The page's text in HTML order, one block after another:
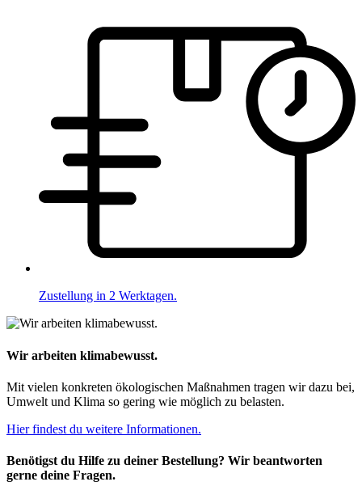
Zustellung in 2 Werktagen.
Wir arbeiten klimabewusst.
Mit vielen konkreten ökologischen Maßnahmen tragen wir dazu bei,
Umwelt und Klima so gering wie möglich zu belasten.
Hier findest du weitere Informationen.
Benötigst du Hilfe zu deiner Bestellung? Wir beantworten
gerne deine Fragen.